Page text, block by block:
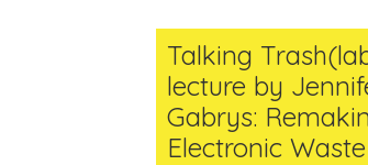
Talking
lecture by
Gabrys:
Electronic Waste